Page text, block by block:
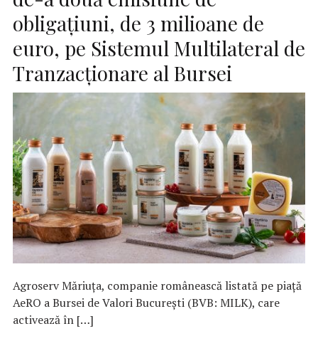
obligațiuni, de 3 milioane de
euro, pe Sistemul Multilateral de
Tranzacționare al Bursei
Agroserv Măriuța, companie românească listată pe piață
AeRO a Bursei de Valori București (BVB: MILK), care
activează în […]